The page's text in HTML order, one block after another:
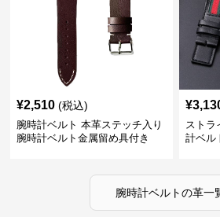
¥2,510 (税込)
腕時計ベルト 本革ステッチ入り
腕時計ベルト金属留め具付き
¥
ストラ
計ベル
腕時計ベルトの革一